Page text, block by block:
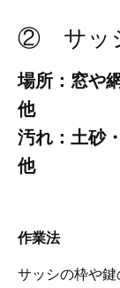
② サッ
場所：窓や
他
汚れ：土砂
他
作業法
サッシの枠や